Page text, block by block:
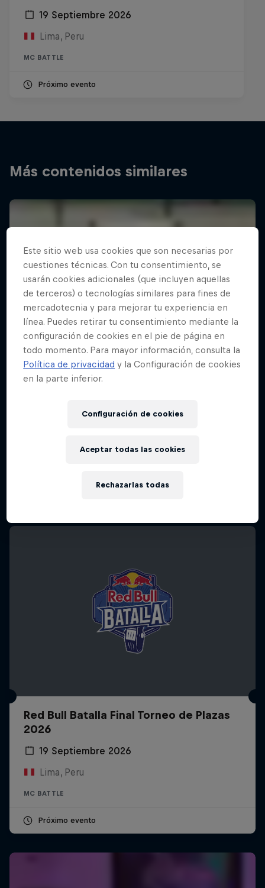
19 Septiembre 2026
Lima, Peru
MC BATTLE
Próximo evento
Más contenidos similares
Red Bull Batalla Final Torneo de Plazas
2026
19 Septiembre 2026
Lima, Peru
MC BATTLE
Próximo evento
Este sitio web usa cookies que son necesarias por
cuestiones técnicas. Con tu consentimiento, se
usarán cookies adicionales (que incluyen aquellas
de terceros) o tecnologías similares para fines de
mercadotecnia y para mejorar tu experiencia en
línea. Puedes retirar tu consentimiento mediante la
configuración de cookies en el pie de página en
todo momento. Para mayor información, consulta la
Política de privacidad y la Configuración de cookies
en la parte inferior.
Configuración de cookies
Rechazarlas todas
Aceptar todas las cookies